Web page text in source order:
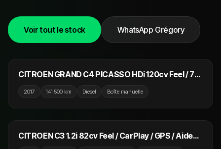
Voir tout le stock
WhatsApp Grégory
10 990 €
CITROEN GRAND C4 PICASSO HDi 120cv Feel / 7
2017 141 500 km Diesel Boîte manuelle
5 990 €
CITROEN C3 1.2i 82cv Feel / CarPlay / GPS / Aide